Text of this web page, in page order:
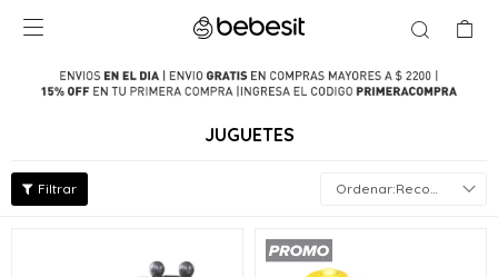

JUGUETES
Recomendados